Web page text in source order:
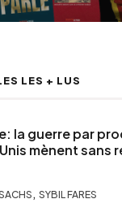
LES + LUS
la guerre par
mènent sans
, SYBIL FARES